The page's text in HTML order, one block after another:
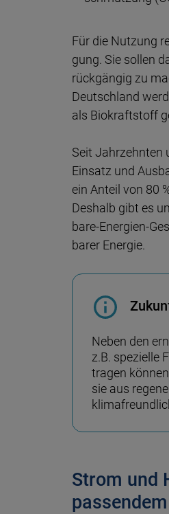
Für die Nut­zung
gung. Sie sol­len
rück­gän­gig zu
Deutsch­land
als Bio­kraft­stoff
Seit Jahr­zehn­ten
Ein­satz und
ein Anteil von 80
Des­halb gibt es
bare-Energien-
barer Ener­gie.
Neben den
z.­B. speziel­le
tra­gen
sie aus
Strom und